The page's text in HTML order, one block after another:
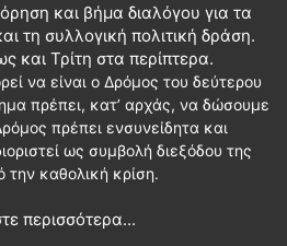
και βήμα διαλόγου για τα
τη συλλογική πολιτική δράση.
και Τρίτη στα περίπτερα.
να είναι ο Δρόμος του δεύτερου
πρέπει, κατ’ αρχάς, να δώσουμε
πρέπει ενσυνείδητα και
ως συμβολή διεξόδου της
καθολική κρίση.
περισσότερα...